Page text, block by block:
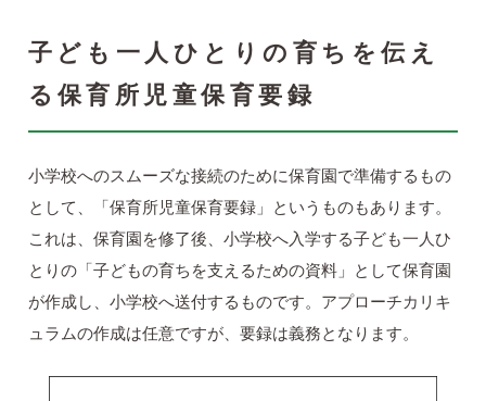
子ども一人ひとりの育ちを伝え
る保育所児童保育要録
小学校へのスムーズな接続のために保育園で準備するもの
として、「保育所児童保育要録」というものもあります。
これは、保育園を修了後、小学校へ入学する子ども一人ひ
とりの「子どもの育ちを支えるための資料」として保育園
が作成し、小学校へ送付するものです。アプローチカリキ
ュラムの作成は任意ですが、要録は義務となります。